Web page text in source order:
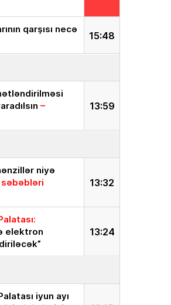
15:48
qarşısı necə
13:59
–
13:32
niyə
13:24
elektron
iyun ayı